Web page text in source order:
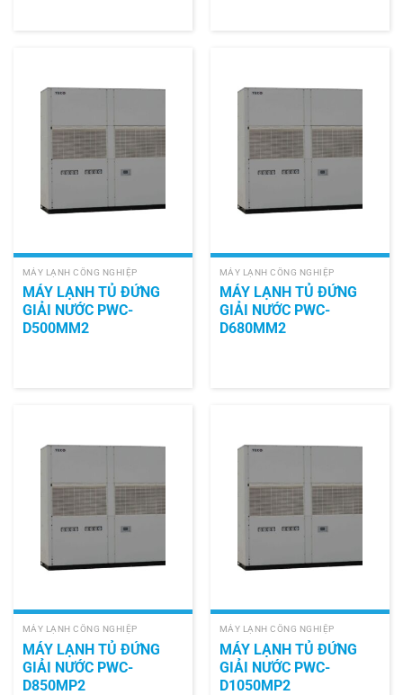
MÁY LẠNH CÔNG NGHIỆP
MÁY LẠNH TỦ ĐỨNG
GIẢI NƯỚC PWC-
D500MM2
MÁY LẠNH CÔNG NGHIỆP
MÁY LẠNH TỦ ĐỨNG
GIẢI NƯỚC PWC-
D680MM2
MÁY LẠNH CÔNG NGHIỆP
MÁY LẠNH TỦ ĐỨNG
GIẢI NƯỚC PWC-
D850MP2
MÁY LẠNH CÔNG NGHIỆP
MÁY LẠNH TỦ ĐỨNG
GIẢI NƯỚC PWC-
D1050MP2